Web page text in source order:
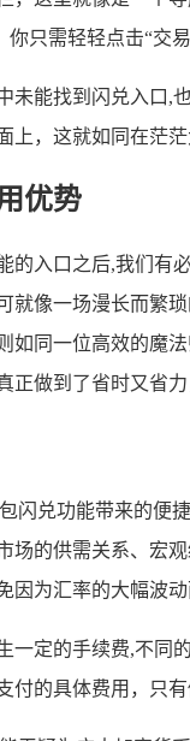
你只需轻轻点击“交
未能找到闪兑入口,
上，这就如同在茫
优势
的入口之后,我们有
就像一场漫长而繁
如同一位高效的魔
正做到了省时又省
闪兑功能带来的便
场的供需关系、宏
因为汇率的大幅波
一定的手续费,不同
付的具体费用，只